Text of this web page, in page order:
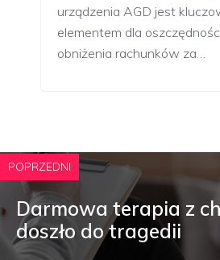
urządzenia AGD jest
elementem dla
obniżenia rachunków za…
POPRZEDNI
Darmowa terapia z
doszło do tragedii